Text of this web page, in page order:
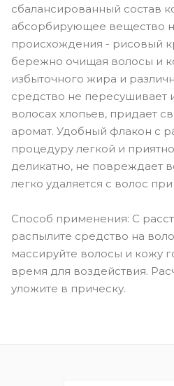
сбалансированный состав
абсорбирующее вещество
происхождения - рисовый
бережно очищая волосы и
избыточного жира и
средство не пересушивает
волосах хлопьев, придает
аромат. Удобный флакон с
процедуру легкой и
деликатно, не повреждает
легко удаляется с волос
Способ применения: С
распылите средство на
массируйте волосы и кожу
время для воздействия.
уложите в прическу.